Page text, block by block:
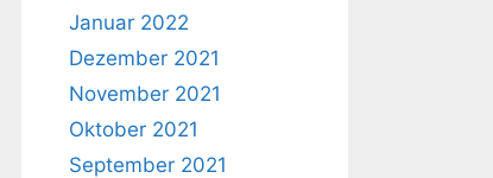
Januar 2022
Dezember 2021
November 2021
Oktober 2021
September 2021